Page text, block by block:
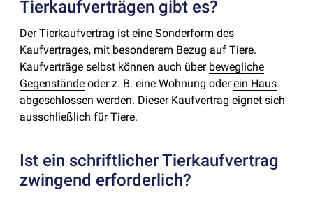
Tierkaufverträgen gibt es?
Der Tierkaufvertrag ist eine Sonderform des
Kaufvertrages, mit besonderem Bezug auf Tiere.
Kaufverträge selbst können auch über bewegliche
Gegenstände oder z. B. eine Wohnung oderein Haus
abgeschlossen werden. Dieser Kaufvertrag eignet sich
ausschließlich für Tiere.
Ist ein schriftlicher Tierkaufvertrag
zwingend erforderlich?